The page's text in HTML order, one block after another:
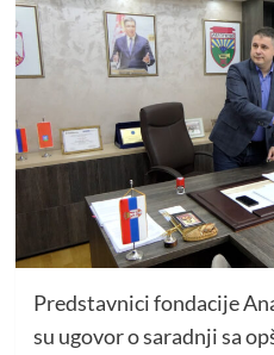
Predstavnici fondacije
su ugovor o saradnji sa